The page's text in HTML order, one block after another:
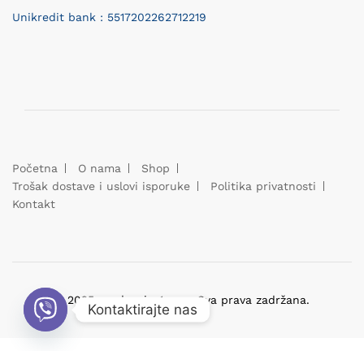
Unikredit bank : 5517202262712219
Početna O nama
Shop
Trošak dostave i uslovi isporuke
Politika privatnosti
Kontakt
© 2025 prodavnica1.com. Sva prava zadržana.
Kontaktirajte nas